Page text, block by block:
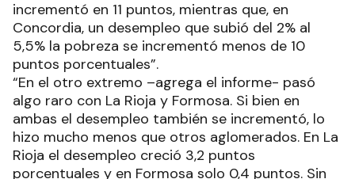
incrementó en 11 puntos, mientras que, en
Concordia, un desempleo que subió del 2% al
5,5% la pobreza se incrementó menos de 10
puntos porcentuales”.
“En el otro extremo –agrega el informe- pasó
algo raro con La Rioja y Formosa. Si bien en
ambas el desempleo también se incrementó, lo
hizo mucho menos que otros aglomerados. En La
Rioja el desempleo creció 3,2 puntos
porcentuales y en Formosa solo 0,4 puntos. Sin